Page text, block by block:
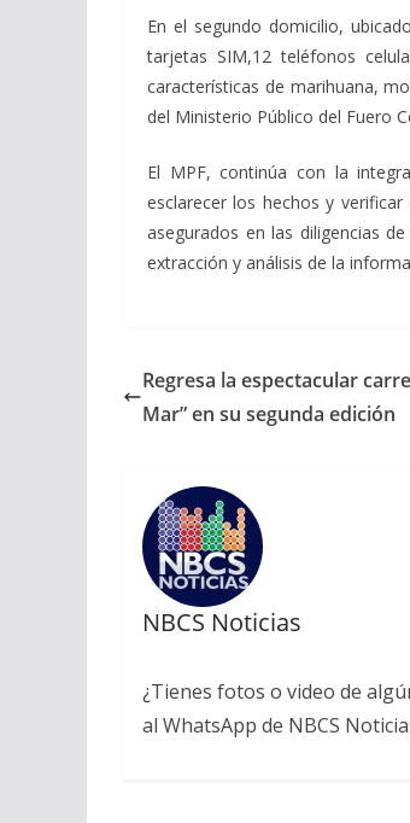
En el segundo domicilio,
tarjetas SIM,12 teléfonos
características de marihuana,
del Ministerio Público del Fuero
El MPF, continúa con la
esclarecer los hechos y
asegurados en las diligencias
extracción y análisis de la
Regresa la espectacular
Mar” en su segunda edición
NBCS Noticias
¿Tienes fotos o video de
al WhatsApp de NBCS